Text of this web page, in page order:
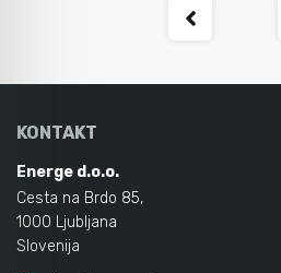
KONTAKT
Energe d.o.o.
Cesta na Brdo 85,
1000 Ljubljana
Slovenija